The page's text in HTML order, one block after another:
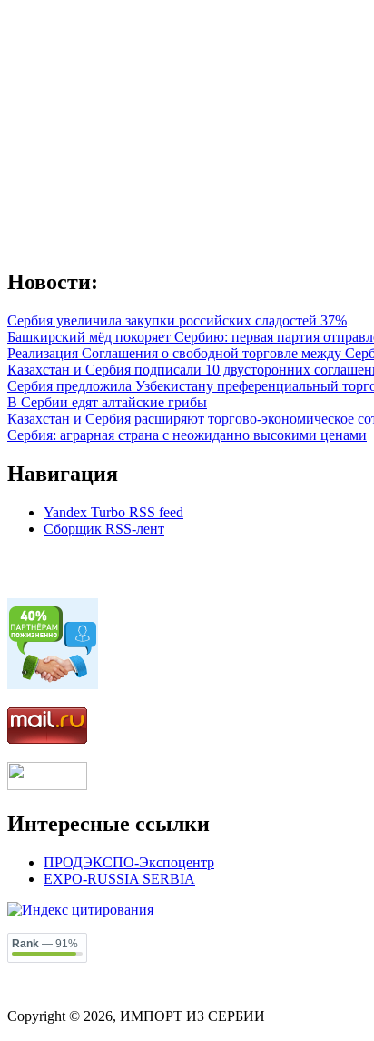
Новости:
Сербия увеличила закупки российских сладостей 37%
Башкирский мёд покоряет Сербию: первая партия
Реализация Соглашения о свободной торговле между
Казахстан и Сербия подписали 10 двусторонних
Сербия предложила Узбекистану преференциальный
В Сербии едят алтайские грибы
Казахстан и Сербия расширяют торгово-экономическое
Сербия: аграрная страна с неожиданно высокими ценами
Навигация
Yandex Turbo RSS feed
Сборщик RSS-лент
Интересные ссылки
ПРОДЭКСПО-Экспоцентр
EXPO-RUSSIA SERBIA
Rank — 91%
Copyright © 2026, ИМПОРТ ИЗ СЕРБИИ